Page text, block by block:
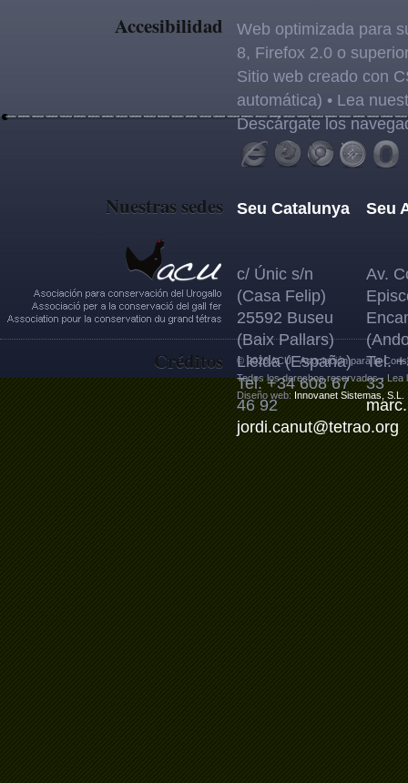
Accesibilidad
Web optimizada para
8, Firefox 2.0 o
Sitio web creado con
automática) • Lea
Descárgate los
Nuestras sedes Seu Catalunya
c/ Únic s/n
(Casa Felip)
25592 Buseu
(Baix Pallars)
Lleida (España)
Tel. +34 608 67
46 92
jordi.canut@tetrao.org
Seu
Av.
Tel.
33
Créditos
© 2026 ACU - Asociación para la
Todos los derechos reservados - Lea
Diseño web: Innovanet Sistemas, S.L.